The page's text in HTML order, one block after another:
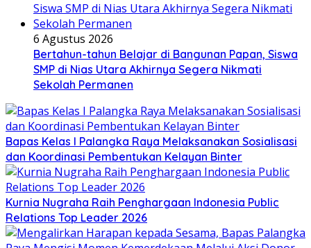
6 Agustus 2026
Bertahun-tahun Belajar di Bangunan Papan, Siswa
SMP di Nias Utara Akhirnya Segera Nikmati
Sekolah Permanen
Bapas Kelas I Palangka Raya Melaksanakan Sosialisasi
dan Koordinasi Pembentukan Kelayan Binter
Kurnia Nugraha Raih Penghargaan Indonesia Public
Relations Top Leader 2026